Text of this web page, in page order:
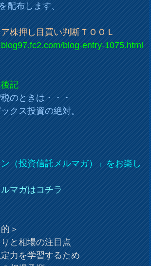
します、
押し目買い判断ＴＯＯＬ
blog-entry-1075.html
記
きは・・・
投資の絶対。
（投資信託メルマガ）」をお楽し
マガはコチラ
＞
と相場の注目点
力を学習するため